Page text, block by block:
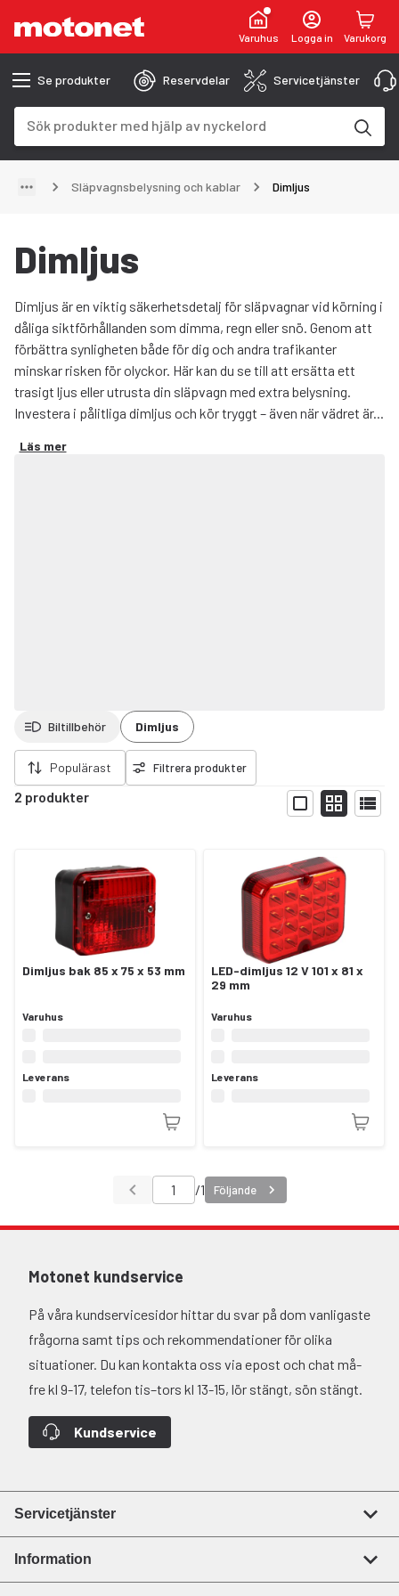
Varuhus Logga in Varukorg
Se produkter Reservdelar Servicetjänster
Släpvagnsbelysning och kablar Dimljus
Dimljus
Dimljus är en viktig säkerhetsdetalj för släpvagnar vid körning i
dåliga siktförhållanden som dimma, regn eller snö. Genom att
förbättra synligheten både för dig och andra trafikanter
minskar risken för olyckor. Här kan du se till att ersätta ett
trasigt ljus eller utrusta din släpvagn med extra belysning.
Investera i pålitliga dimljus och kör tryggt – även när vädret är...
Läs mer
Biltillbehör Dimljus
Populärast Filtrera produkter
2 produkter
Visa
filter
Dimljus bak 85 x 75 x 53 mm
Varuhus
Leverans
LED-dimljus 12 V 101 x 81 x
29 mm
Varuhus
Leverans
/1 Följande
Motonet kundservice
På våra kundservicesidor hittar du svar på dom vanligaste
frågorna samt tips och rekommendationer för olika
situationer. Du kan kontakta oss via epost och chat må-
fre kl 9-17, telefon tis–tors kl 13-15, lör stängt, sön stängt.
Kundservice
Servicetjänster
Information